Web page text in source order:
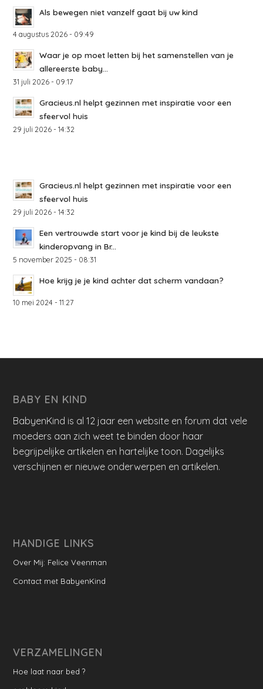
Als bewegen niet vanzelf gaat bij uw kind
4 augustus 2026 - 09:49
Waar je op moet letten bij het samenstellen van je
allereerste baby...
31 juli 2026 - 09:17
Gracieus.nl helpt gezinnen met inspiratie voor een
sfeervol huis
29 juli 2026 - 14:32
Gracieus.nl helpt gezinnen met inspiratie voor een
sfeervol huis
29 juli 2026 - 14:32
Een vertrouwde start voor je kind bij de leukste
kinderopvang in Br...
5 november 2025 - 08:31
Hoe krijg je je kind achter dat scherm vandaan?
10 mei 2024 - 11:27
BABY EN KIND
BabyenKind is al 12 jaar een website en forum dat vele
moeders aan zich weet te binden door haar
begrijpelijke artikelen en hartelijke toon. Dagelijks
verschijnen er nieuwe onderwerpen en artikelen.
HANDIGE LINKS
Over Mij: Felice Veenman
Contact met BabyenKind
VERZAMELINGEN
Hoe laat naar bed ?